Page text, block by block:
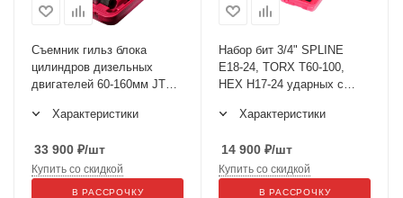
Съемник гильз блока
цилиндров дизельных
двигателей 60-160мм JTC-
Характеристики
33 900 ₽/шт
Купить со скидкой
В РАССРОЧКУ
Набор бит 3/4" SPLINE
Е18-24, TORX Т60-100,
HEX Н17-24 ударных с
пр. JTC-J616C
Характеристики
14 900 ₽/шт
Купить со скидкой
В РАССРОЧКУ